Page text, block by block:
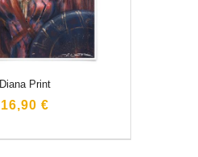
Diana Print
16,90 €